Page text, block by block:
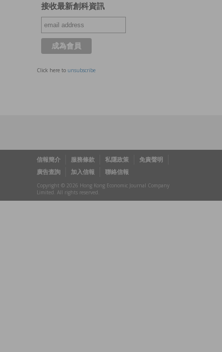
接收最新創科資訊
Click here to unsubscribe
信報簡介 服務條款 私隱政策
免責聲明
廣告查詢
加入信報 聯絡信報
Copyright © 2026 Hong Kong Economic Journal Company
Limited. All rights reserved.